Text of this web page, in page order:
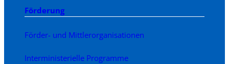
Förderung
Förder- und Mittlerorganisationen
Interministerielle Programme